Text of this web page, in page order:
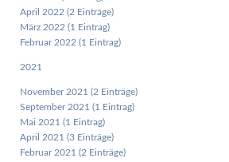
April 2022 (2 Einträge)
März 2022 (1 Eintrag)
Februar 2022 (1 Eintrag)
2021
November 2021 (2 Einträge)
September 2021 (1 Eintrag)
Mai 2021 (1 Eintrag)
April 2021 (3 Einträge)
Februar 2021 (2 Einträge)